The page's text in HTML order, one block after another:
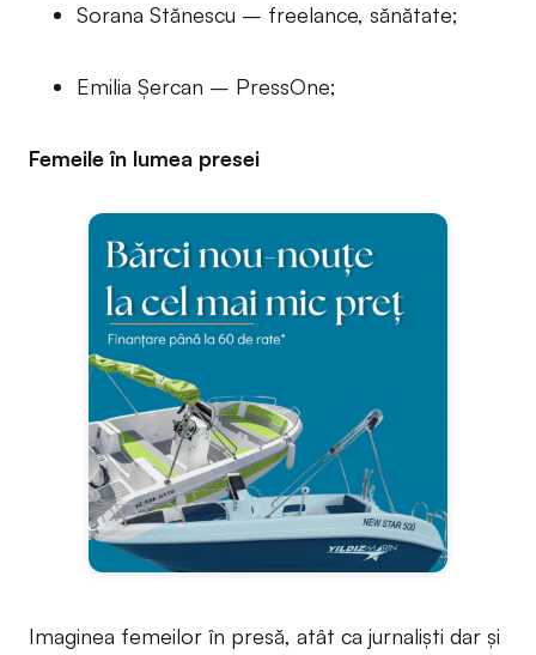
Sorana Stănescu – freelance, sănătate;
Emilia Șercan – PressOne;
Femeile în lumea presei
Imaginea femeilor în presă, atât ca jurnaliști dar și